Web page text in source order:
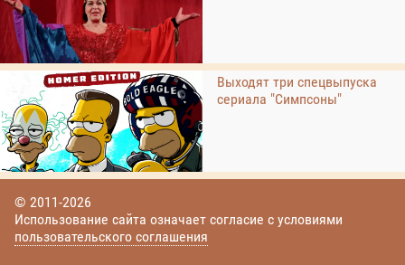
Выходят три спецвыпуска
сериала "Симпсоны"
© 2011-2026
Использование сайта означает согласие с условиями
пользовательского соглашения